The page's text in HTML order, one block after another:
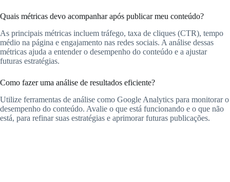
Quais métricas devo acompanhar após publicar meu conteúdo?
As principais métricas incluem tráfego, taxa de cliques (CTR), tempo
médio na página e engajamento nas redes sociais. A análise dessas
métricas ajuda a entender o desempenho do conteúdo e a ajustar
futuras estratégias.
Como fazer uma análise de resultados eficiente?
Utilize ferramentas de análise como Google Analytics para monitorar o
desempenho do conteúdo. Avalie o que está funcionando e o que não
está, para refinar suas estratégias e aprimorar futuras publicações.